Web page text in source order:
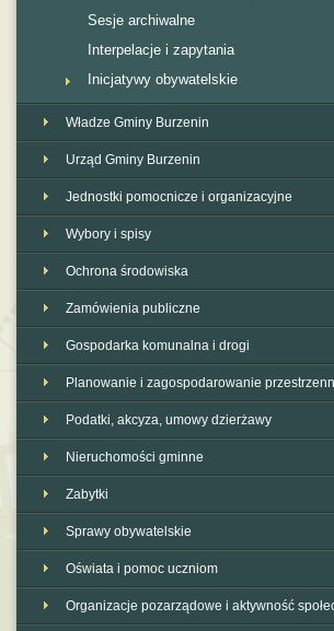
Sesje archiwalne
Interpelacje i zapytania
Inicjatywy obywatelskie
Władze Gminy Burzenin
Urząd Gminy Burzenin
Jednostki pomocnicze i organizacyjne
Wybory i spisy
Ochrona środowiska
Zamówienia publiczne
Gospodarka komunalna i drogi
Planowanie i zagospodarowanie
Podatki, akcyza, umowy dzierżawy
Nieruchomości gminne
Zabytki
Sprawy obywatelskie
Oświata i pomoc uczniom
Organizacje pozarządowe i aktywność